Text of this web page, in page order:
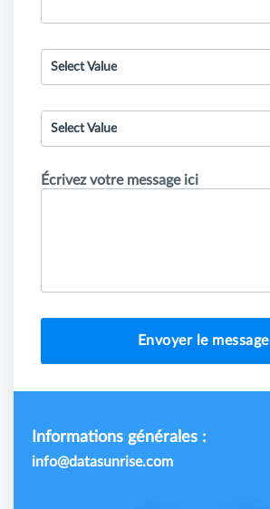
Select Value
Select Value
Écrivez votre message ici
Envoyer le message
Informations générales :
info@datasunrise.com